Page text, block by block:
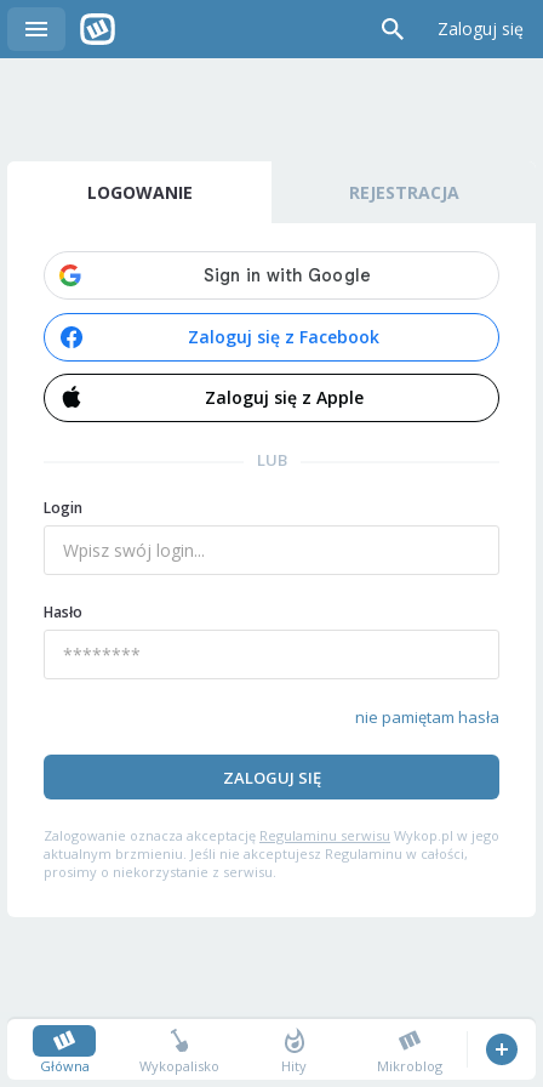
Zaloguj się
LOGOWANIE REJESTRACJA
Zaloguj się z Facebook
Zaloguj się z Apple
LUB
Login
Hasło
nie pamiętam hasła
ZALOGUJ SIĘ
Zalogowanie oznacza akceptację Regulaminu serwisu Wykop.pl w jego
aktualnym brzmieniu. Jeśli nie akceptujesz Regulaminu w całości,
prosimy o niekorzystanie z serwisu.
Główna Wykopalisko Hity Mikroblog